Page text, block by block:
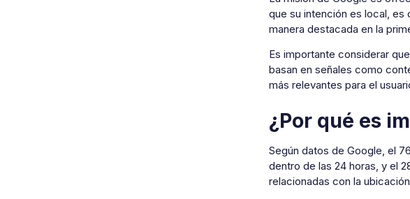
que su intención es local, es
manera destacada en la
Es importante considerar
basan en señales como
más relevantes para el
¿Por qué es
Según datos de Google, el
dentro de las 24 horas, y el
relacionadas con la